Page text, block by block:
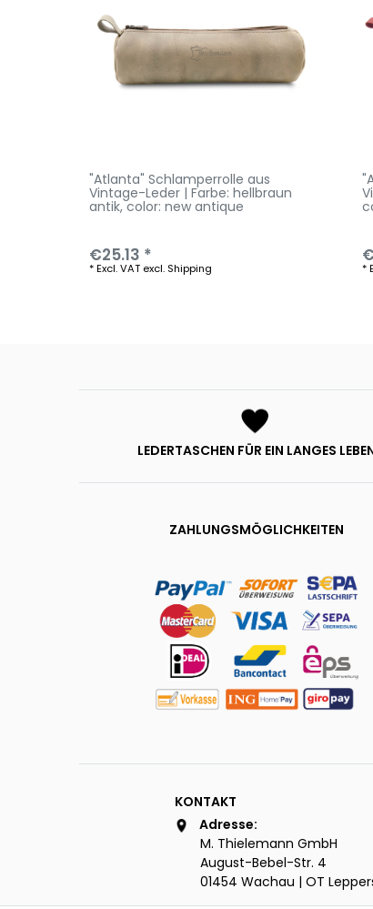
"Atlanta" Schlamperrolle aus
Vintage-Leder | Farbe: hellbraun
antik, color: new antique
€25.13 *
*Excl. VAT excl. Shipping *
LEDERTASCHEN FÜR EIN LANGES
ZAHLUNGSMÖGLICHKEITEN
KONTAKT
Adresse:
M. Thielemann GmbH
August-Bebel-Str. 4
01454 Wachau | OT